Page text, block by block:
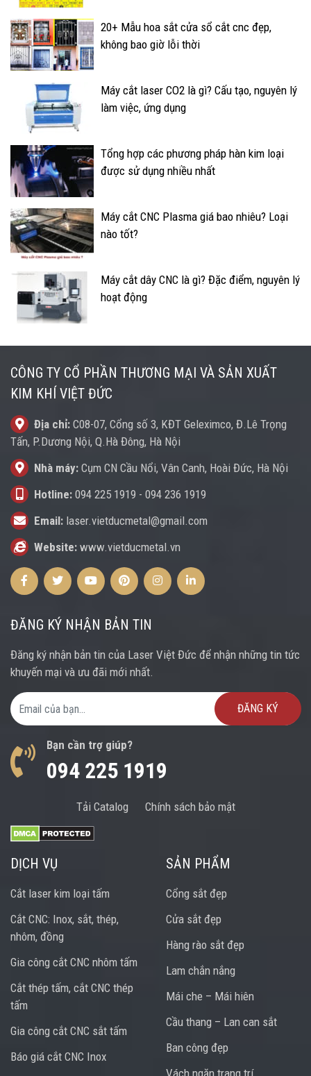
20+ Mẫu hoa sắt cửa sổ cắt cnc đẹp,
không bao giờ lỗi thời
Máy cắt laser CO2 là gì? Cấu tạo, nguyên lý
làm việc, ứng dụng
Tổng hợp các phương pháp hàn kim loại
được sử dụng nhiều nhất
Máy cắt CNC Plasma giá bao nhiêu? Loại
nào tốt?
Máy cắt dây CNC là gì? Đặc điểm, nguyên lý
hoạt động
CÔNG TY CỔ PHẦN THƯƠNG MẠI VÀ SẢN XUẤT
KIM KHÍ VIỆT ĐỨC
Địa chỉ: C08-07, Cổng số 3, KĐT Geleximco, Đ.Lê Trọng
Tấn, P.Dương Nội, Q.Hà Đông, Hà Nội
Nhà máy: Cụm CN Cầu Nổi, Vân Canh, Hoài Đức, Hà Nội
Hotline: 094 225 1919 - 094 236 1919
Email: laser.vietducmetal@gmail.com
Website: www.vietducmetal.vn
FacebookTwitterYoutubePinterestInstagramInstagram
ĐĂNG KÝ NHẬN BẢN TIN
Đăng ký nhận bản tin của Laser Việt Đức để nhận những tin tức
khuyến mại và ưu đãi mới nhất.
Email Address
Bạn cần trợ giúp?
094 225 1919
Tải Catalog Chính sách bảo mật
DỊCH VỤ
Cắt laser kim loại tấm
Cắt CNC: Inox, sắt, thép,
nhôm, đồng
Gia công cắt CNC nhôm tấm
Cắt thép tấm, cắt CNC thép
tấm
Gia công cắt CNC sắt tấm
Báo giá cắt CNC Inox
SẢN PHẨM
Cổng sắt đẹp
Cửa sắt đẹp
Hàng rào sắt đẹp
Lam chắn nắng
Mái che – Mái hiên
Cầu thang – Lan can sắt
Ban công đẹp
Vách ngăn trang trí